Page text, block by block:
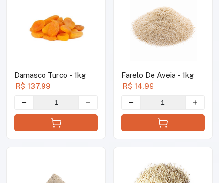
Damasco Turco - 1kg
R$ 137,99
Farelo De Aveia - 1kg
R$ 14,99